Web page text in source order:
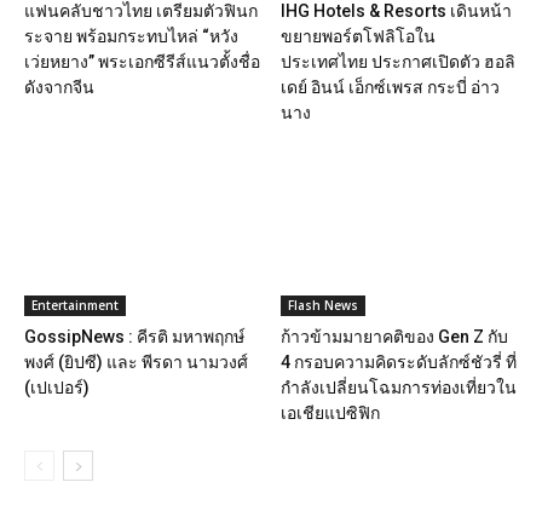
แฟนคลับชาวไทย เตรียมตัวฟินก
ระจาย พร้อมกระทบไหล่ “หวัง
เว่ยหยาง” พระเอกซีรีส์แนวตั้งชื่อ
ดังจากจีน
IHG Hotels & Resorts เดินหน้า
ขยายพอร์ตโฟลิโอใน
ประเทศไทย ประกาศเปิดตัว ฮอลิ
เดย์ อินน์ เอ็กซ์เพรส กระบี่ อ่าว
นาง
Entertainment
GossipNews : คีรติ มหาพฤกษ์
พงศ์ (ยิปซี) และ พีรดา นามวงศ์
(เปเปอร์)
Flash News
ก้าวข้ามมายาคติของ Gen Z กับ
4 กรอบความคิดระดับลักซ์ชัวรี่ ที่
กำลังเปลี่ยนโฉมการท่องเที่ยวใน
เอเชียแปซิฟิก